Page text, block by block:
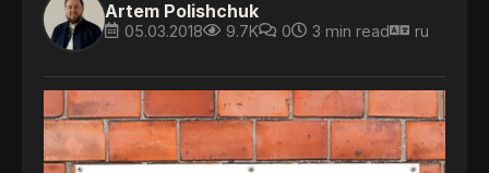
Artem Polishchuk
05.03.2018 9.7K 0 3 min read ru